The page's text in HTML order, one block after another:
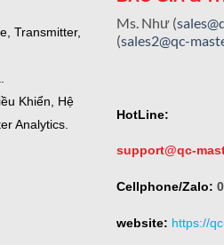
Transmitter,
Khiển, Hệ
Analytics.
Ms. Như (
(sales2@qc-
HotLine:
support@qc-
Cellphone/Zalo:
website: https://